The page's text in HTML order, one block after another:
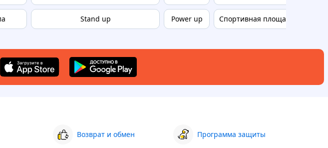
Stand up Power up Спортивная площадка с
Возврат и обмен Программа защиты